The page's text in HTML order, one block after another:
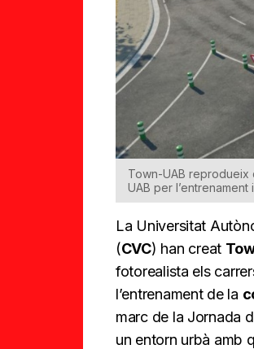
Town-UAB reprodueix
UAB per
La Universitat
(CVC) han creat
fotorealista els
l’entrenament de la
marc de la Jornada
un entorn urbà amb